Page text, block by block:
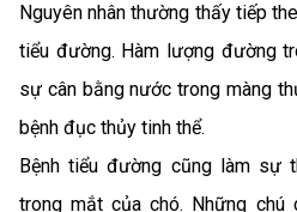
Nguyên nhân thường thấy tiếp
tiểu đường. Hàm lượng đường
sự cân bằng nước trong màng
bệnh đục thủy tinh thể.
Bệnh tiểu đường cũng làm sự
trong mắt của chó. Những chú